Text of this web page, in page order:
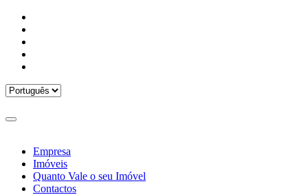
Empresa
Imóveis
Quanto Vale o seu Imóvel
Contactos